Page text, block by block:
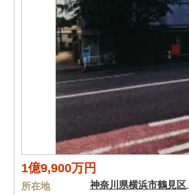
1億9,900万円
所在地 神奈川県横浜市鶴見区